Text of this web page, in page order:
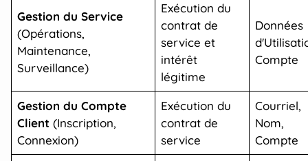
Gestion du Service
(Opérations,
Maintenance,
Surveillance)
Exécution du
contrat de
service et
intérêt
légitime
Données
Compte
Gestion du Compte
Client (Inscription,
Connexion)
Exécution du
contrat de
service
Courriel,
Nom,
Compte